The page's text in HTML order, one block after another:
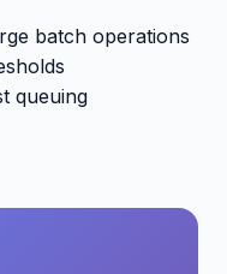
batch operations
queuing